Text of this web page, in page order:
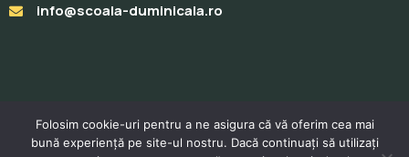
info@scoala-duminicala.ro
Folosim cookie-uri pentru a ne asigura că vă oferim cea mai
bună experiență pe site-ul nostru. Dacă continuați să utilizați